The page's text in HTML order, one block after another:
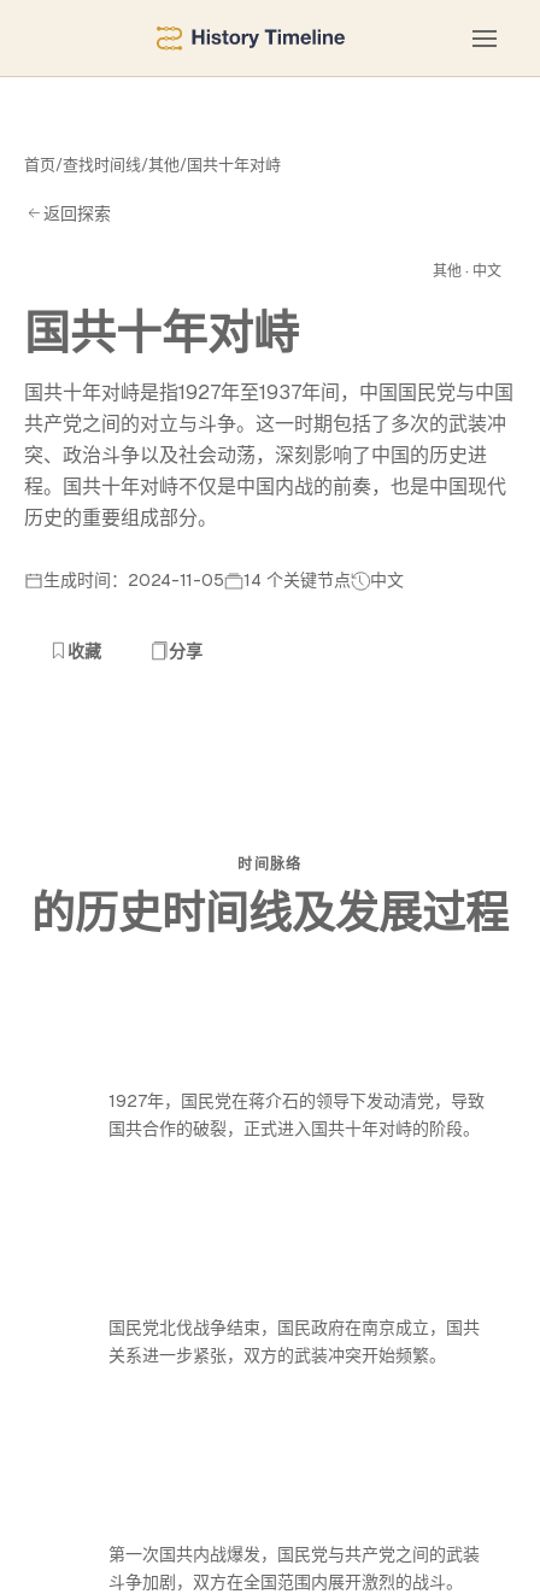
首页/查找时间线/其他/国共十年对峙
返回探索
其他 · 中文
国共十年对峙
国共十年对峙是指1927年至1937年间，中国国民党与中国
共产党之间的对立与斗争。这一时期包括了多次的武装冲
突、政治斗争以及社会动荡，深刻影响了中国的历史进
程。国共十年对峙不仅是中国内战的前奏，也是中国现代
历史的重要组成部分。
生成时间：2024-11-05 14 个关键节点 中文
收藏 分享
时间脉络
的历史时间线及发展过程
1927年，国民党在蒋介石的领导下发动清党，导致
国共合作的破裂，正式进入国共十年对峙的阶段。
国民党北伐战争结束，国民政府在南京成立，国共
关系进一步紧张，双方的武装冲突开始频繁。
第一次国共内战爆发，国民党与共产党之间的武装
斗争加剧，双方在全国范围内展开激烈的战斗。